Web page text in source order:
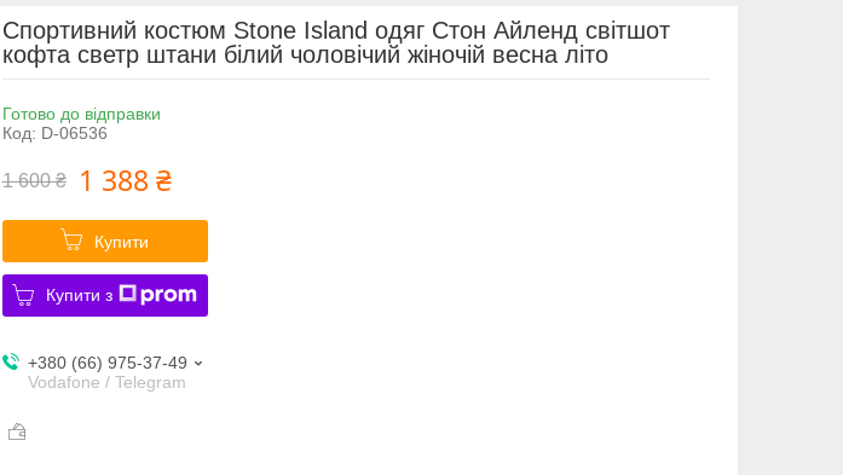
Спортивний костюм Stone Island одяг Стон Айленд світшот
кофта светр штани білий чоловічий жіночій весна літо
Готово до відправки
Код: D-06536
1 600 ₴ 1 388 ₴
Купити
Купити з
+380 (66) 975-37-49
Vodafone / Telegram